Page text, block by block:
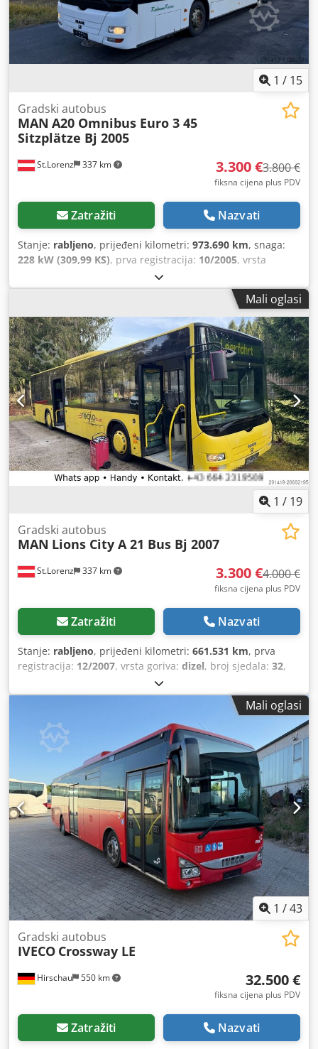
1 / 15
St.Lorenz 337 km
Gradski autobus
MAN A20 Omnibus Euro 3 45
Sitzplätze Bj 2005
3.300 €3.800 €
fiksna cijena plus PDV
Zatražiti Nazvati
Stanje: rabljeno, prijeđeni kilometri: 973.690 km, snaga:
228 kW (309,99 KS), prva registracija: 10/2005, vrsta
, vrsta prijenosa:
emisijska klasa:Euro 3, boja:bijela, kočnice:retarder,
Mali oglasi
1 / 19
St.Lorenz 337 km
Gradski autobus
MAN Lions City A 21 Bus Bj 2007
3.300 €4.000 €
fiksna cijena plus PDV
Zatražiti Nazvati
Stanje: rabljeno, prijeđeni kilometri: 661.531 km, prva
registracija: 12/2007, vrsta goriva: dizel, broj sjedala: 32,
, emisijska klasa:
žuta, kočnice:retarder, Oprema:klima uređaj,
Mali oglasi
1 /43
Hirschau 550 km
Gradski autobus
IVECO Crossway LE
32.500 €
fiksna cijena plus PDV
Zatražiti Nazvati